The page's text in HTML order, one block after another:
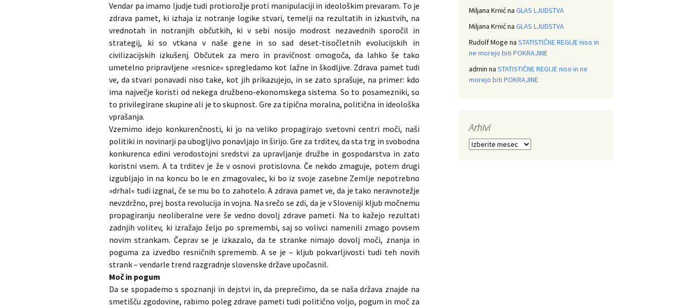
Vendar pa imamo ljudje tudi protiorožje proti manipulaciji in ideološkim prevaram. To je
zdrava pamet, ki izhaja iz notranje logike stvari, temelji na rezultatih in izkustvih, na
vrednotah in notranjih občutkih, ki v sebi nosijo modrost nezavednih sporočil in
strategij, ki so vtkana v naše gene in so sad deset-tisočletnih evolucijskih in
civilizacijskih izkušenj. Občutek za mero in pravičnost omogoča, da lahko še tako
umetelno pripravljene »resnice« spregledamo kot lažne in škodljive. Zdrava pamet tudi
ve, da stvari ponavadi niso take, kot jih prikazujejo, in se zato sprašuje, na primer: kdo
ima največje koristi od nekega družbeno-ekonomskega sistema. So to posamezniki, so
to privilegirane skupine ali je to skupnost. Gre za tipična moralna, politična in ideološka
vprašanja.
Vzemimo idejo konkurenčnosti, ki jo na veliko propagirajo svetovni centri moči, naši
politiki in novinarji pa ubogljivo ponavljajo in širijo. Gre za trditev, da sta trg in svobodna
konkurenca edini verodostojni sredstvi za upravljanje družbe in gospodarstva in zato
koristni vsem. A ta trditev je že v osnovi protislovna. Če nekdo zmaguje, potem drugi
izgubljajo in na koncu bo le en zmagovalec, ki bo iz svoje zasebne Zemlje nepotrebno
»drhal« tudi izgnal, če se mu bo to zahotelo. A zdrava pamet ve, da je tako neravnotežje
nevzdržno, prej bosta revolucija in vojna. Na srečo se zdi, da je v Sloveniji kljub močnemu
propagiranju neoliberalne vere še vedno dovolj zdrave pameti. Na to kažejo rezultati
zadnjih volitev, ki izražajo željo po spremembi, saj so volivci namenili zmago povsem
novim strankam. Čeprav se je izkazalo, da te stranke nimajo dovolj moči, znanja in
poguma za izvedbo resničnih sprememb. A se je – kljub pokvarljivosti tudi teh novih
strank – vendarle trend razgradnje slovenske države upočasnil.
Moč in pogum
Da se spopademo s spoznanji in dejstvi in, da preprečimo, da se naša država znajde na
smetišču zgodovine, rabimo poleg zdrave pameti tudi politično voljo, pogum in moč za
Miljana Krnićna GLAS LJUDSTVA
Miljana Krnićna GLAS LJUDSTVA
Rudolf Moge na STATISTIČNE REGIJE niso in
ne morejo biti POKRAJINE
admin na STATISTIČNE REGIJE niso in ne
morejo biti POKRAJINE
Arhivi
Arhivi